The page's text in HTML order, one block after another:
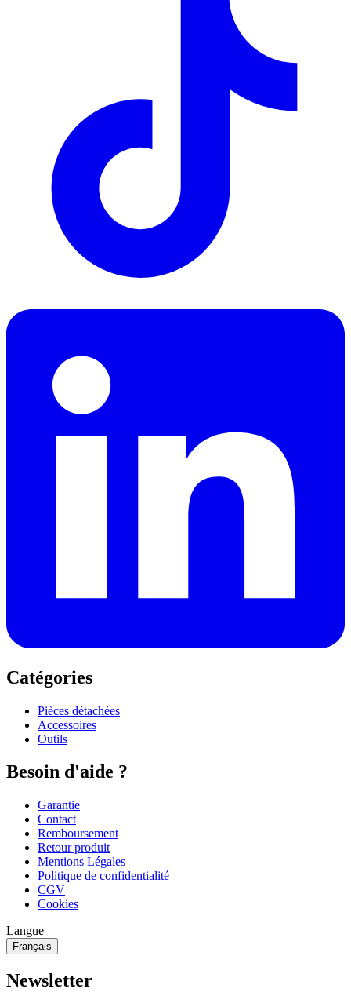
Catégories
Pièces détachées
Accessoires
Outils
Besoin d'aide ?
Garantie
Contact
Remboursement
Retour produit
Mentions Légales
Politique de confidentialité
CGV
Cookies
Langue
Français
Newsletter